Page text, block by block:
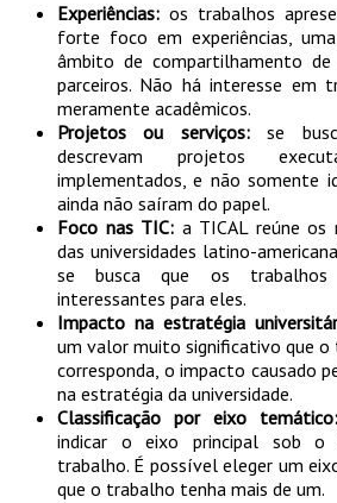
Experiências: os trabalhos
forte foco em experiências,
âmbito de compartilhamento
parceiros. Não há interesse em
meramente acadêmicos.
Projetos ou serviços:se
descrevam projetos
implementados, e não somente
ainda não saíram do papel.
Foco nas TIC: a TICAL reúne os
das universidades latino-
se busca que os trabalhos
interessantes para eles.
Impacto na estratégia
um valor muito significativo que o
corresponda, o impacto causado
na estratégia da universidade.
Classificação por eixo temático:
indicar o eixo principal sob o
trabalho. É possível eleger um
que o trabalho tenha mais de um.